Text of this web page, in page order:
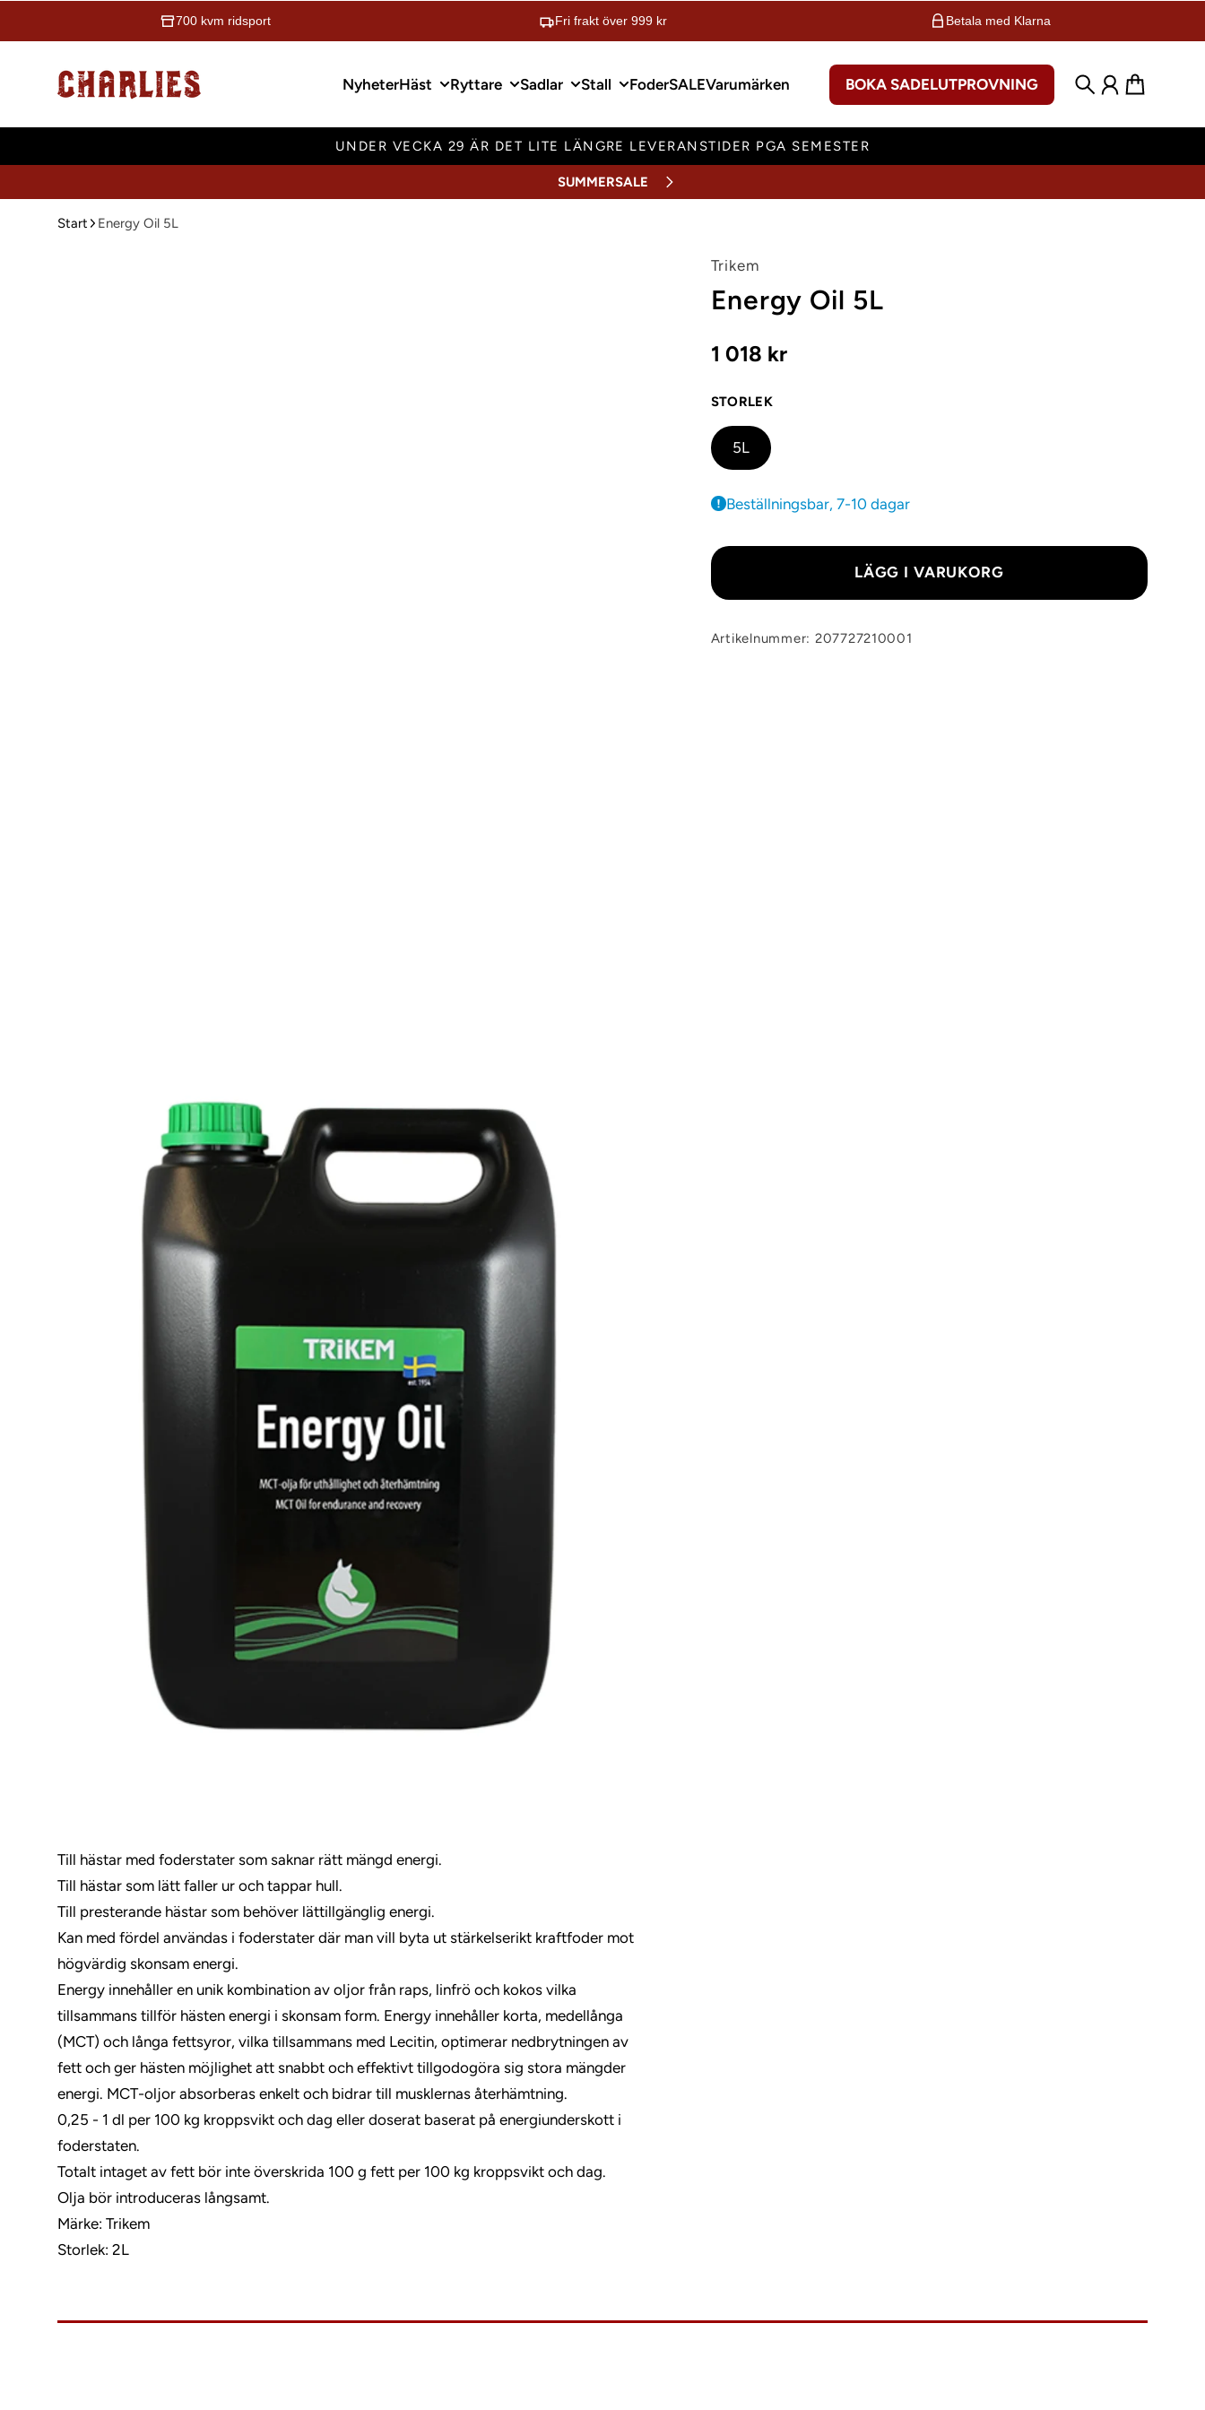
700 kvm ridsport Fri frakt över 999 kr Betala med Klarna
Charlies Ridsport
NyheterHäst Ryttare Sadlar Stall FoderSALEVarumärken BOKA SADELUTPROVNING
Sök KontoVarukorg
UNDER VECKA 29 ÄR DET LITE LÄNGRE LEVERANSTIDER PGA SEMESTER
SUMMERSALE
Start Energy Oil 5L
Trikem
Energy Oil 5L
1 018 kr
STORLEK
5L
Beställningsbar, 7-10 dagar
LÄGG I VARUKORG
Artikelnummer: 207727210001
Till hästar med foderstater som saknar rätt mängd energi.
Till hästar som lätt faller ur och tappar hull.
Till presterande hästar som behöver lättillgänglig energi.
Kan med fördel användas i foderstater där man vill byta ut stärkelserikt kraftfoder mot
högvärdig skonsam energi.
Energy innehåller en unik kombination av oljor från raps, linfrö och kokos vilka
tillsammans tillför hästen energi i skonsam form. Energy innehåller korta, medellånga
(MCT) och långa fettsyror, vilka tillsammans med Lecitin, optimerar nedbrytningen av
fett och ger hästen möjlighet att snabbt och effektivt tillgodogöra sig stora mängder
energi. MCT-oljor absorberas enkelt och bidrar till musklernas återhämtning.
0,25 - 1 dl per 100 kg kroppsvikt och dag eller doserat baserat på energiunderskott i
foderstaten.
Totalt intaget av fett bör inte överskrida 100 g fett per 100 kg kroppsvikt och dag.
Olja bör introduceras långsamt.
Märke: Trikem
Storlek: 2L